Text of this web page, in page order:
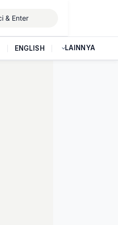
ENGLISH LAINNYA